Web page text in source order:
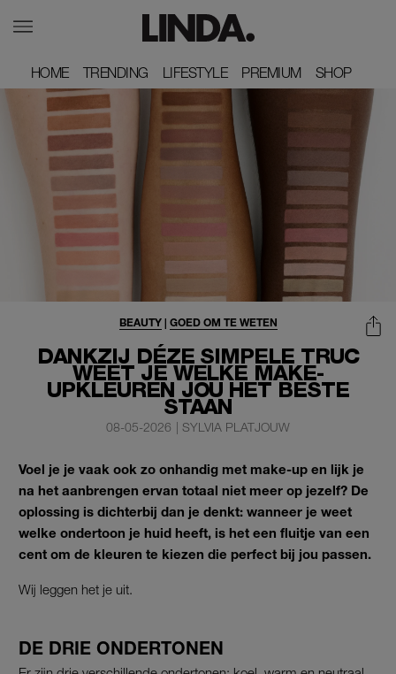
HOME
HOME TRENDING
TRENDING LIFESTYLE
LIFESTYLE PREMIUM
PREMIUM SHOP
SHOP
DANKZIJ DÉZE SIMPELE TRUC
WEET JE WELKE MAKE-
UPKLEUREN JOU HET BESTE
STAAN
BEAUTY| GOED OM TE WETEN
08-05-2026 | SYLVIA PLATJOUW
Voel je je vaak ook zo onhandig met make-up en lijk je
na het aanbrengen ervan totaal niet meer op jezelf? De
oplossing is dichterbij dan je denkt: wanneer je weet
welke ondertoon je huid heeft, is het een fluitje van een
cent om de kleuren te kiezen die perfect bij jou passen.
Wij leggen het je uit.
DE DRIE ONDERTONEN